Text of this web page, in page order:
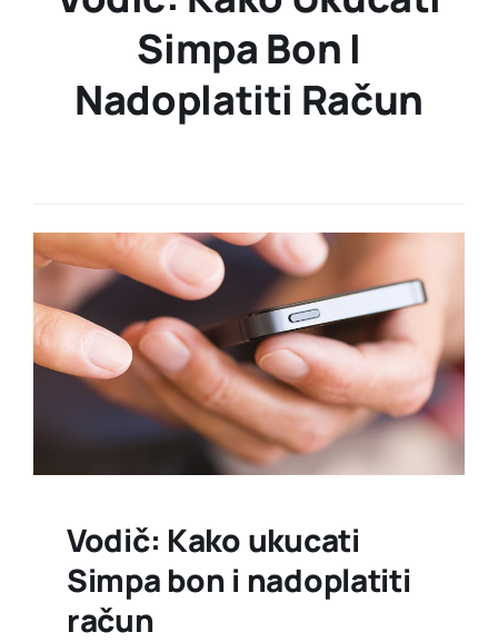
Simpa Bon I
Nadoplatiti Račun
Vodič: Kako ukucati
Simpa bon i nadoplatiti
račun